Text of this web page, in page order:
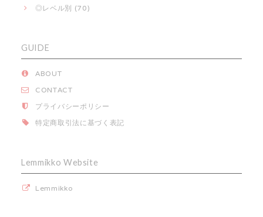
◎レベル別 (70)
GUIDE
ABOUT
CONTACT
プライバシーポリシー
特定商取引法に基づく表記
Lemmikko Website
Lemmikko